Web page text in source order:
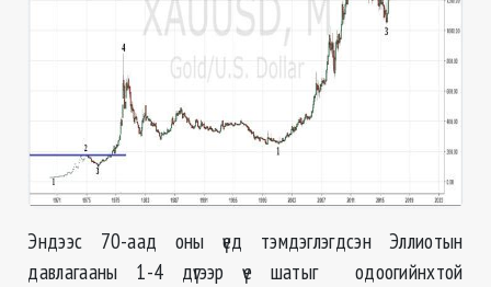
Эндээс 70-аад оны үед тэмдэглэгдсэн Эллиотын
давлагааны 1-4 дүгээр үе шатыг одоогийнхтой